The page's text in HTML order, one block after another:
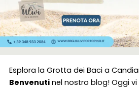
Esplora la Grotta dei Baci a
Benvenuti nel nostro blog! Oggi